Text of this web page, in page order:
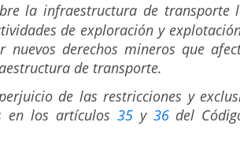
la infraestructura de transporte
de exploración y
nuevos derechos mineros que
de transporte.
de las restricciones y
en los artículos 35y 36del